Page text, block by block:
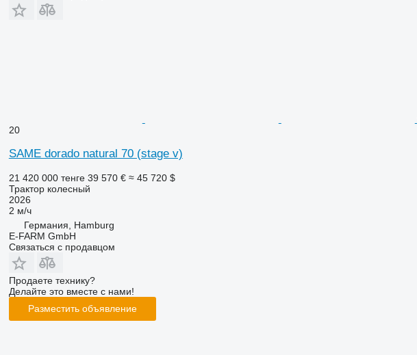
20
SAME dorado natural 70 (stage v)
21 420 000 тенге 39 570 € ≈ 45 720 $
Трактор колесный
2026
2 м/ч
Германия, Hamburg
E-FARM GmbH
Связаться с продавцом
Продаете технику?
Делайте это вместе с нами!
Разместить объявление